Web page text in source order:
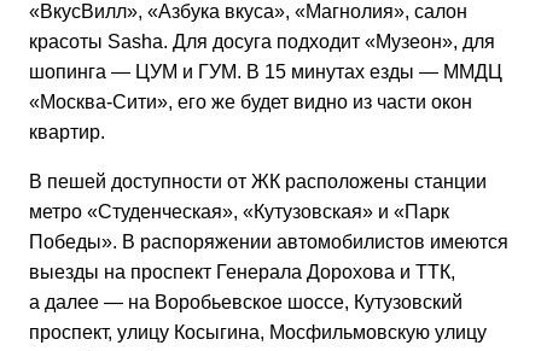
«ВкусВилл», «Азбука вкуса», «Магнолия», салон
красоты Sasha. Для досуга подходит «Музеон», для
шопинга — ЦУМ и ГУМ. В 15 минутах езды — ММДЦ
«Москва-Сити», его же будет видно из части окон
квартир.
В пешей доступности от ЖК расположены станции
метро «Студенческая», «Кутузовская» и «Парк
Победы». В распоряжении автомобилистов имеются
выезды на проспект Генерала Дорохова и ТТК,
а далее — на Воробьевское шоссе, Кутузовский
проспект, улицу Косыгина, Мосфильмовскую улицу